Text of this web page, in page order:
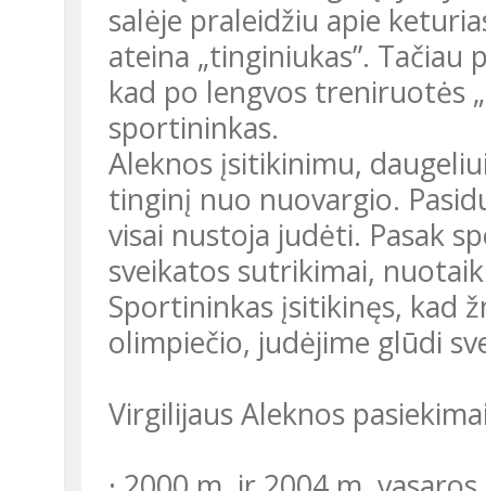
salėje praleidžiu apie
ateina „tinginiukas”.
kad po lengvos treniruotės
sportininkas.
Aleknos įsitikinimu,
tinginį nuo nuovargio.
visai nustoja judėti. Pasak
sveikatos sutrikimai,
Sportininkas įsitikinęs, kad
olimpiečio, judėjime glūdi
Virgilijaus Aleknos